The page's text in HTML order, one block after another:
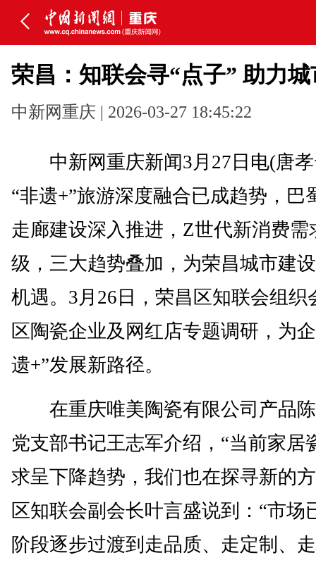
荣昌：知联会寻“点子” 助力
中新网重庆 | 2026-03-27 18:45:22
中新网重庆新闻3月27日电(唐孝
“非遗+”旅游深度融合已成趋势，巴
走廊建设深入推进，Z世代新消费需
级，三大趋势叠加，为荣昌城市建
机遇。3月26日，荣昌区知联会组织
区陶瓷企业及网红店专题调研，为
遗+”发展新路径。
在重庆唯美陶瓷有限公司产品陈
党支部书记王志军介绍，“当前家居
求呈下降趋势，我们也在探寻新的
区知联会副会长叶言盛说到：“市场
阶段逐步过渡到走品质、走定制、